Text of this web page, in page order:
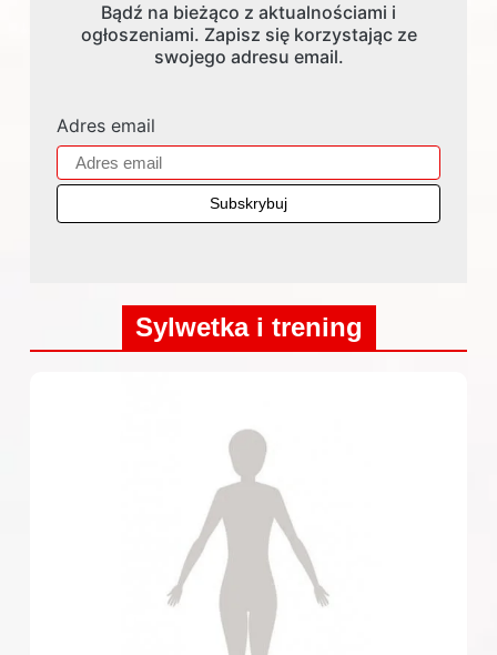
Bądź na bieżąco z aktualnościami i
ogłoszeniami. Zapisz się korzystając ze
swojego adresu email.
Adres email
Sylwetka i trening